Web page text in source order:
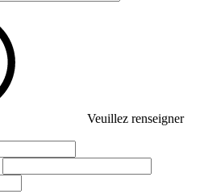
Veuillez renseigner